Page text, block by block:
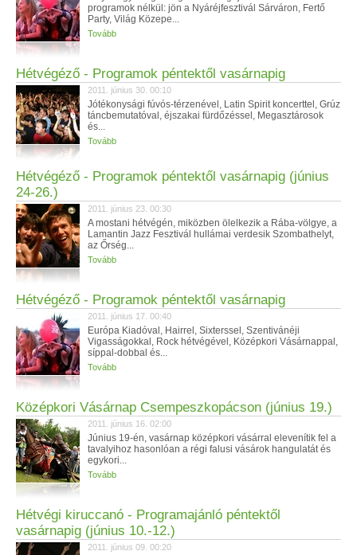
programok nélkül: jön a Nyáréjfesztivál Sárváron, Fertő
Party, Világ Közepe...
Tovább
Hétvégéző - Programok péntektől vasárnapig
2011. június 30. 00:10
Jótékonysági fúvós-térzenével, Latin Spirit koncerttel, Grúz
táncbemutatóval, éjszakai fürdőzéssel, Megasztárosok
és...
Tovább
Hétvégéző - Programok péntektől vasárnapig (június
24-26.)
2011. június 23. 00:30
A mostani hétvégén, miközben ölelkezik a Rába-völgye, a
Lamantin Jazz Fesztivál hullámai verdesik Szombathelyt,
az Őrség...
Tovább
Hétvégéző - Programok péntektől vasárnapig
2011. június 17. 00:40
Európa Kiadóval, Hairrel, Sixterssel, Szentivánéji
Vigasságokkal, Rock hétvégével, Középkori Vásárnappal,
síppal-dobbal és...
Tovább
Középkori Vásárnap Csempeszkopácson (június 19.)
2011. június 16. 02:00
Június 19-én, vasárnap középkori vásárral elevenítik fel a
tavalyihoz hasonlóan a régi falusi vásárok hangulatát és
egykori...
Tovább
Hétvégi kiruccanó - Programajánló péntektől
vasárnapig (június 10.-12.)
2011. június 09. 00:20